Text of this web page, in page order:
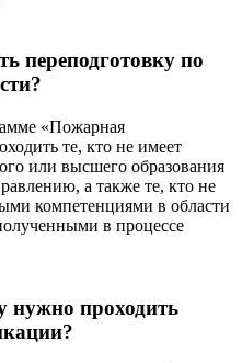
переподготовку по
«Пожарная
те, кто не имеет
или высшего образования
а также те, кто не
компетенциями в области
в процессе
нужно проходить